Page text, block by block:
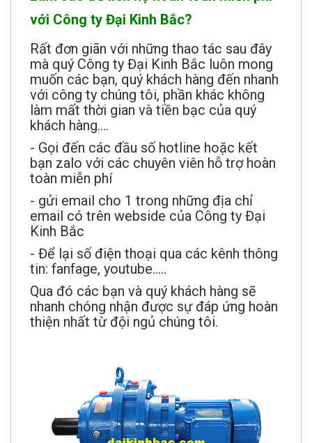
với Công ty Đại Kinh Bắc?
Rất đơn giãn với những thao tác sau đây
mà quý Công ty Đại Kinh Bắc luôn mong
muốn các bạn, quý khách hàng đến nhanh
với công ty chúng tôi, phần khác không
làm mất thời gian và tiền bạc của quý
khách hàng....
- Gọi đến các đầu số hotline hoặc kết
bạn zalo với các chuyên viên hỗ trợ hoàn
toàn miễn phí
- gửi email cho 1 trong những địa chỉ
email có trên webside của Công ty Đại
Kinh Bắc
- Để lại số điện thoại qua các kênh thông
tin: fanfage, youtube.....
Qua đó các bạn và quý khách hàng sẽ
nhanh chóng nhận được sự đáp ứng hoàn
thiện nhất từ đội ngủ chúng tôi.